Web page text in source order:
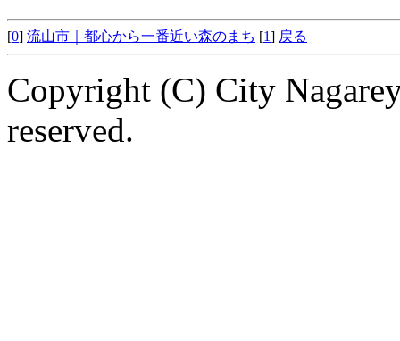
[0] 流山市｜都心から一番近い森のまち [1] 戻る
Copyright (C) City
reserved.